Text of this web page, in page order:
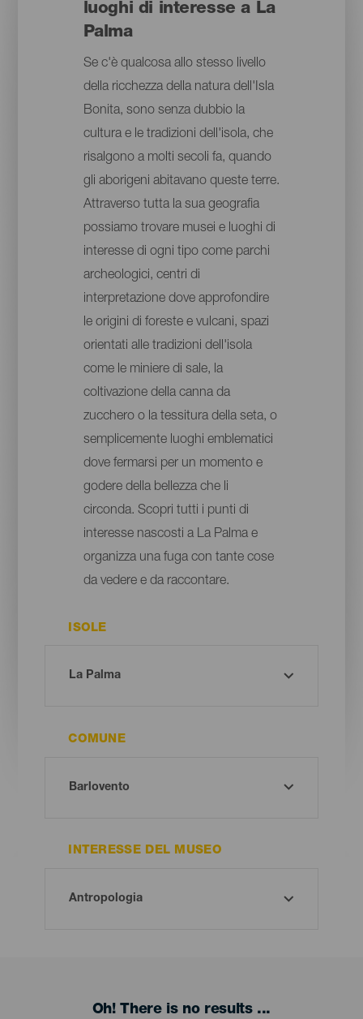
luoghi di interesse a La
Palma
Se c'è qualcosa allo stesso livello
della ricchezza della natura dell'Isla
Bonita, sono senza dubbio la
cultura e le tradizioni dell'isola, che
risalgono a molti secoli fa, quando
gli aborigeni abitavano queste terre.
Attraverso tutta la sua geografia
possiamo trovare musei e luoghi di
interesse di ogni tipo come parchi
archeologici, centri di
interpretazione dove approfondire
le origini di foreste e vulcani, spazi
orientati alle tradizioni dell'isola
come le miniere di sale, la
coltivazione della canna da
zucchero o la tessitura della seta, o
semplicemente luoghi emblematici
dove fermarsi per un momento e
godere della bellezza che li
circonda. Scopri tutti i punti di
interesse nascosti a La Palma e
organizza una fuga con tante cose
da vedere e da raccontare.
ISOLE
COMUNE
INTERESSE DEL MUSEO
Oh! There is no results ...